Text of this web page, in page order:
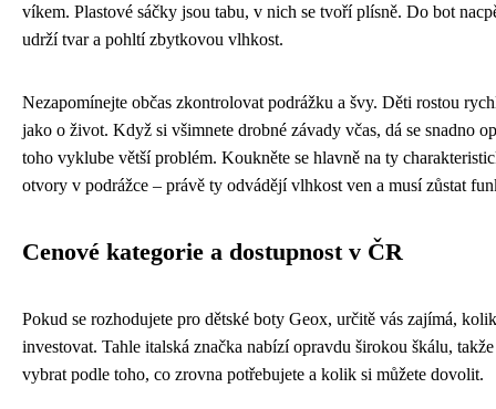
víkem. Plastové sáčky jsou tabu, v nich se tvoří plísně. Do bot
udrží tvar a pohltí zbytkovou vlhkost.
Nezapomínejte občas zkontrolovat podrážku a švy. Děti rostou
jako o život. Když si všimnete drobné závady včas, dá se snadno
toho vyklube větší problém. Koukněte se hlavně na ty
otvory v podrážce – právě ty odvádějí vlhkost ven a musí zůstat
Cenové kategorie a dostupnost v ČR
Pokud se rozhodujete pro dětské boty Geox, určitě vás zajímá,
investovat. Tahle italská značka nabízí opravdu širokou škálu,
vybrat podle toho, co zrovna potřebujete a kolik si můžete dovolit.